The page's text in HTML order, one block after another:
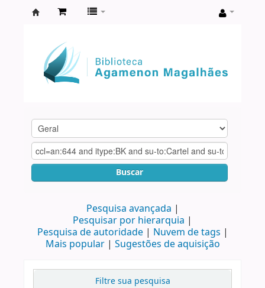
Agamenon
Magalhães
Buscar
Pesquisa avançada
Pesquisar por hierarquia
Pesquisa de autoridade
Nuvem de tags
Mais popular
Sugestões de aquisição
Filtre sua pesquisa